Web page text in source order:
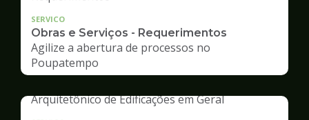
SERVICO
Obras e Serviços - Requerimentos
Agilize a abertura de processos no
Poupatempo